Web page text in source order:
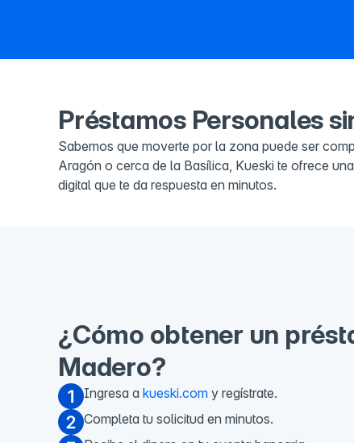
Préstamos Personales
Sabemos que moverte por la zona puede ser
Aragón o cerca de la Basílica, Kueski te ofrece
digital que te da respuesta en minutos.
¿Cómo obtener un
Madero?
Ingresa a kueski.com y regístrate.
Completa tu solicitud en minutos.